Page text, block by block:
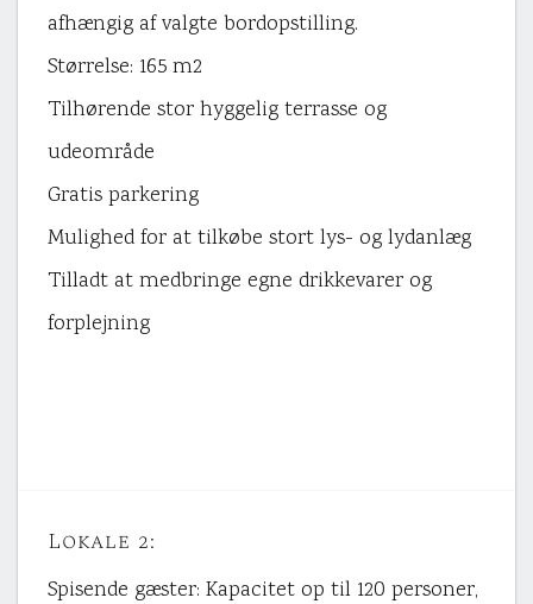
afhængig af valgte bordopstilling.
Størrelse: 165 m2
Tilhørende stor hyggelig terrasse og
udeområde
Gratis parkering
Mulighed for at tilkøbe stort lys- og lydanlæg
Tilladt at medbringe egne drikkevarer og
forplejning
Lokale 2:
Spisende gæster: Kapacitet op til 120 personer,